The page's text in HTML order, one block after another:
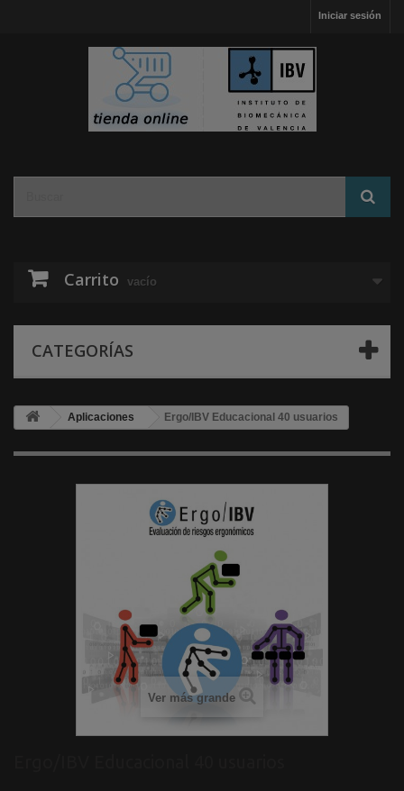
Iniciar sesión
Carrito vacío
CATEGORÍAS
Aplicaciones Ergo/IBV Educacional 40 usuarios
Ver más grande